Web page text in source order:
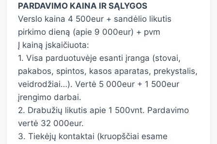
PARDAVIMO KAINA IR SĄLYGOS
Verslo kaina 4 500eur + sandėlio likutis
pirkimo dieną (apie 9 000eur) + pvm
Į kainą įskaičiuota:
1. Visa parduotuvėje esanti įranga (stovai,
pakabos, spintos, kasos aparatas, prekystalis,
veidrodžiai…). Vertė 5 000eur + 1 500eur
įrengimo darbai.
2. Drabužių likutis apie 1 500vnt. Pardavimo
vertė 32 000eur.
3. Tiekėjų kontaktai (kruopščiai esame